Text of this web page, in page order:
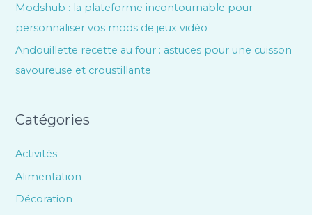
Modshub : la plateforme incontournable pour
personnaliser vos mods de jeux vidéo
Andouillette recette au four : astuces pour une cuisson
savoureuse et croustillante
Catégories
Activités
Alimentation
Décoration